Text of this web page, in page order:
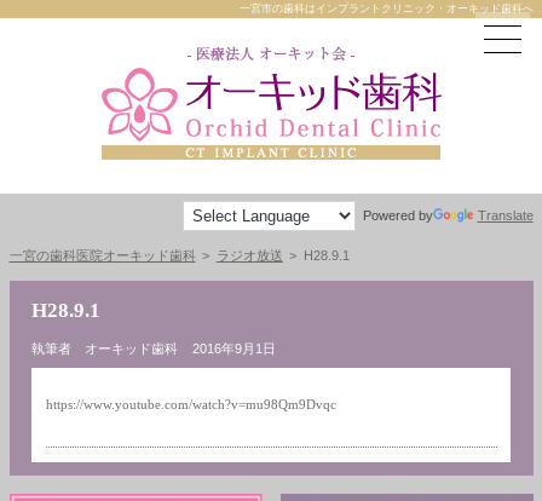
一宮市の歯科はインプラントクリニック・オーキッド歯科へ
Powered by Translate
一宮の歯科医院オーキッド歯科 ラジオ放送 H28.9.1
H28.9.1
執筆者 オーキッド歯科 2016年9月1日
https://www.youtube.com/watch?v=mu98Qm9Dvqc